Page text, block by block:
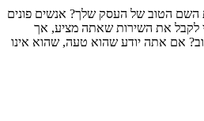
השם הטוב של העסק שלך? אנשים פונים
לקבל את השירות שאתה מציע, אך
אם אתה יודע שהוא טעה, שהוא אינו